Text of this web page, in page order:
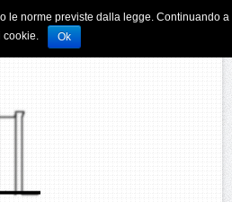
norme previste dalla legge. Continuando
cookie.
Ok